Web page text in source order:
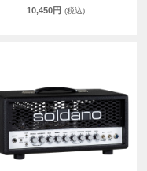
10,450円 (税込)